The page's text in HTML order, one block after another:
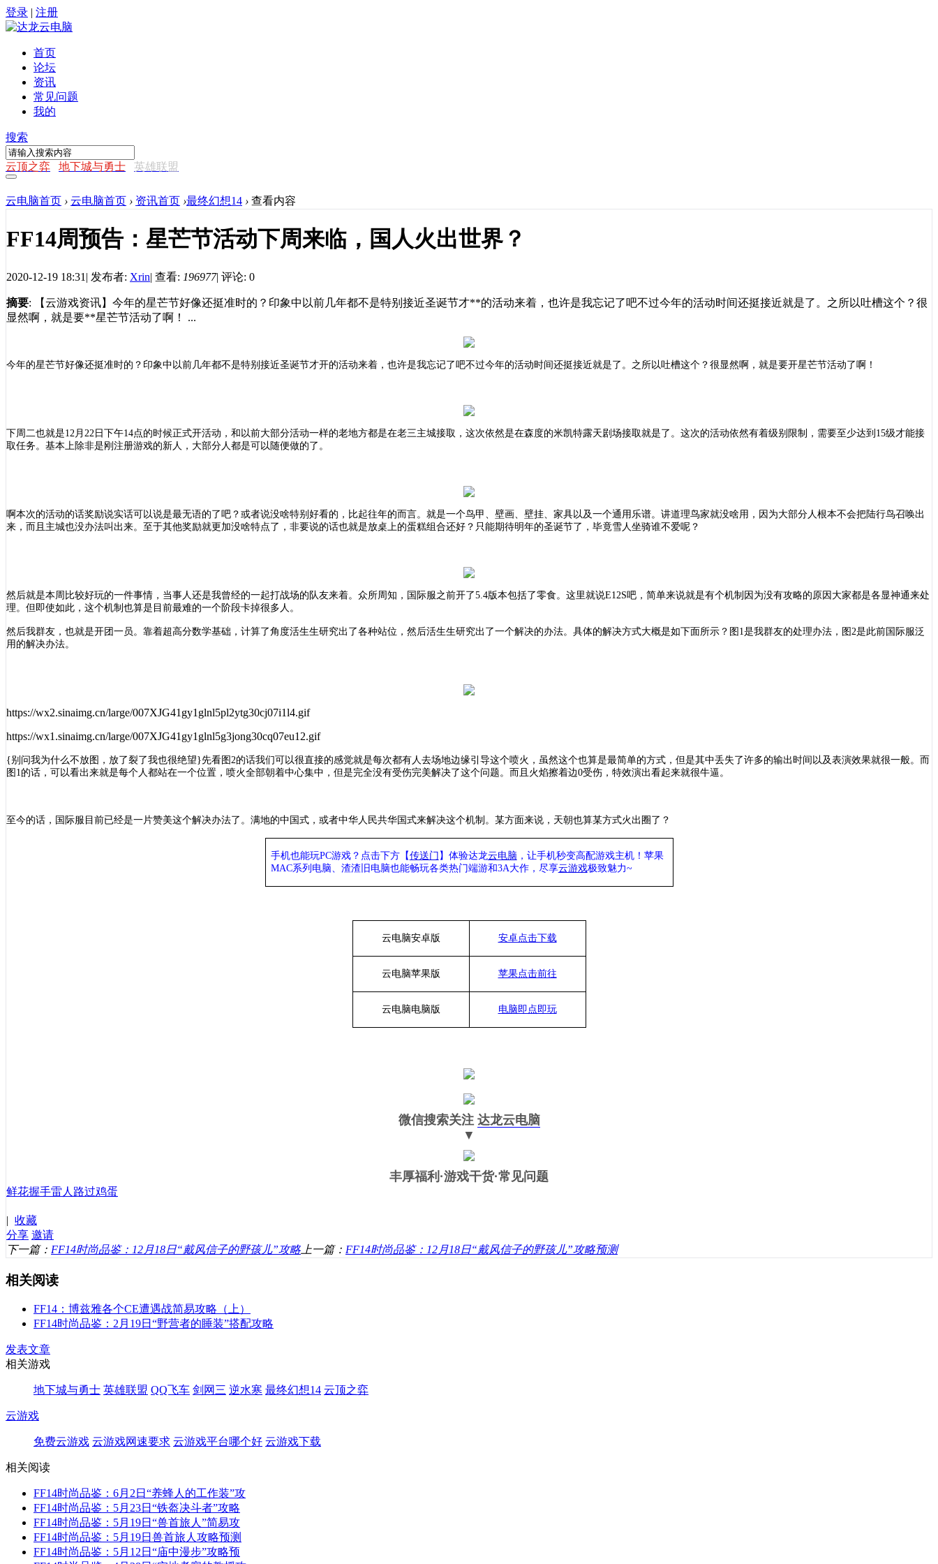
登录 | 注册
首页
论坛
资讯
常见问题
我的
搜索
云顶之弈 地下城与勇士 英雄联盟
云电脑首页 › 云电脑首页 › 资讯首页 ›最终幻想14 › 查看内容
FF14周预告：星芒节活动下周来临，国人火出世界？
2020-12-19 18:31 | 发布者: Xrin| 查看: 196977| 评论: 0
摘要: 【云游戏资讯】今年的星芒节好像还挺准时的？印象中以前几年都不是特别接近圣诞节才**的活动来着，也许是我忘记了吧不过今年的活动时间还挺接近就是了。之所以吐槽这个？很
显然啊，就是要**星芒节活动了啊！ ...
今年的星芒节好像还挺准时的？印象中以前几年都不是特别接近圣诞节才开的活动来着，也许是我忘记了吧不过今年的活动时间还挺接近就是了。之所以吐槽这个？很显然啊，就是要开星芒节活动了啊！
下周二也就是12月22日下午14点的时候正式开活动，和以前大部分活动一样的老地方都是在老三主城接取，这次依然是在森度的米凯特露天剧场接取就是了。这次的活动依然有着级别限制，需要至少达到15级才能接
取任务。基本上除非是刚注册游戏的新人，大部分人都是可以随便做的了。
啊本次的活动的话奖励说实话可以说是最无语的了吧？或者说没啥特别好看的，比起往年的而言。就是一个鸟甲、壁画、壁挂、家具以及一个通用乐谱。讲道理鸟家就没啥用，因为大部分人根本不会把陆行鸟召唤出
来，而且主城也没办法叫出来。至于其他奖励就更加没啥特点了，非要说的话也就是放桌上的蛋糕组合还好？只能期待明年的圣诞节了，毕竟雪人坐骑谁不爱呢？
然后就是本周比较好玩的一件事情，当事人还是我曾经的一起打战场的队友来着。众所周知，国际服之前开了5.4版本包括了零食。这里就说E12S吧，简单来说就是有个机制因为没有攻略的原因大家都是各显神通来处
理。但即使如此，这个机制也算是目前最难的一个阶段卡掉很多人。
然后我群友，也就是开团一员。靠着超高分数学基础，计算了角度活生生研究出了各种站位，然后活生生研究出了一个解决的办法。具体的解决方式大概是如下面所示？图 1是我群友的处理办法，图2是此前国际服泛
用的解决办法。
https://wx2.sinaimg.cn/large/007XJG41gy1glnl5pl2ytg30cj07i1l4.gif
https://wx1.sinaimg.cn/large/007XJG41gy1glnl5g3jong30cq07eu12.gif
{别问我为什么不放图，放了裂了我也很绝望}先看图 2的话我们可以很直接的感觉就是每次都有人去场地边缘引导这个喷火，虽然这个也算是最简单的方式，但是其中丢失了许多的输出时间以及表演效果就很一般。而
图1的话，可以看出来就是每个人都站在一个位置，喷火全部朝着中心集中，但是完全没有受伤完美解决了这个问题。而且火焰擦着边0受伤，特效演出看起来就很牛逼。
至今的话，国际服目前已经是一片赞美这个解决办法了。满地的中国式，或者中华人民共华国式来解决这个机制。某方面来说，天朝也算某方式火出圈了？
手机也能玩PC游戏？点击下方【传送门 】 体验达龙云电脑 ，让手机秒变高配游戏主机！苹果
MAC系列电脑、 渣渣旧电脑也能畅玩各类热门端游和3A大作， 尽享云游戏极致魅力~
云电脑安卓版 安卓点击下载
云电脑苹果版 苹果点击前往
云电脑电脑版 电脑即点即玩
微信搜索关注 达龙云电脑
▼
丰厚福利 ·游戏干货·常见问题
鲜花握手雷人 路过鸡蛋
| 收藏
分享 邀请
下一篇： FF14时尚品鉴：12月18日“戴风信子的野孩儿”攻略 上一篇： FF14时尚品鉴：12月18日“戴风信子的野孩儿”攻略预测
相关阅读
FF14：博兹雅各个CE遭遇战简易攻略（上）
FF14时尚品鉴：2月19日“野营者的睡装”搭配攻略
发表文章
相关游戏
地下城与勇士 英雄联盟 QQ飞车 剑网三 逆水寒 最终幻想14 云顶之弈
云游戏
免费云游戏 云游戏网速要求 云游戏平台哪个好 云游戏下载
相关阅读
FF14时尚品鉴：6月2日“养蜂人的工作装”攻
FF14时尚品鉴：5月23日“铁盔决斗者”攻略
FF14时尚品鉴：5月19日“兽首旅人”简易攻
FF14时尚品鉴：5月19日兽首旅人攻略预测
FF14时尚品鉴：5月12日“庙中漫步”攻略预